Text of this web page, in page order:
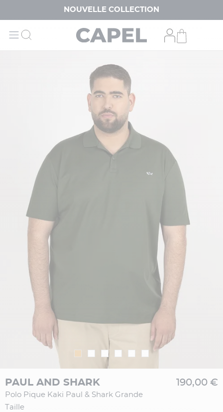
NOUVELLE COLLECTION
PAUL AND SHARK
Polo Pique Kaki Paul & Shark Grande
Taille
190,00 €